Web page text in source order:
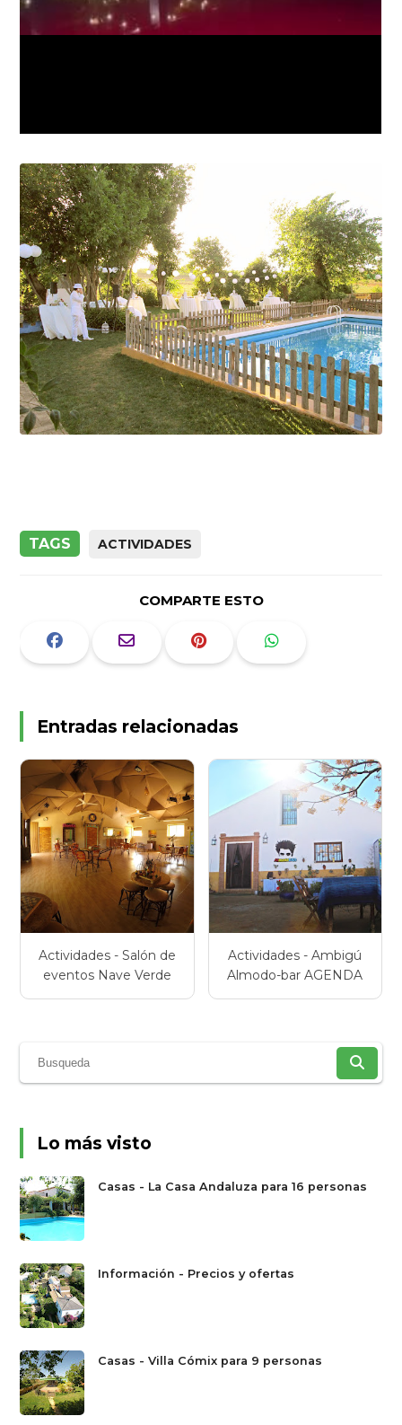
TAGS ACTIVIDADES
COMPARTE ESTO
Entradas relacionadas
Actividades - Salón de
eventos Nave Verde
Actividades - Ambigú
Almodo-bar AGENDA
Lo más visto
Casas - La Casa Andaluza para 16 personas
Información - Precios y ofertas
Casas - Villa Cómix para 9 personas